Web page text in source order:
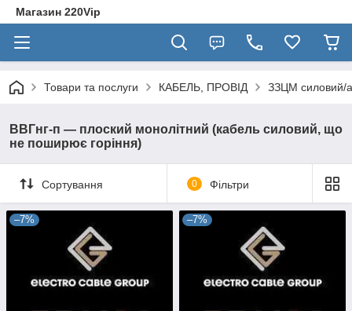
Магазин 220Vip
Товари та послуги КАБЕЛЬ, ПРОВІД ЗЗЦМ силовий/
ВВГнг-п — плоский монолітний (кабель силовий, що
не поширює горіння)
Сортування 0 Фільтри
–7% –7%